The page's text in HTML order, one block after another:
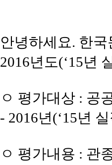
안녕하세요. 한
2016년도(‘15년
ㅇ 평가대상 : 공
- 2016년(‘15년
ㅇ 평가내용 : 관